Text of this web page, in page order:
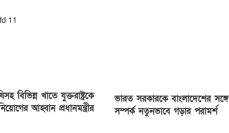
বিভিন্ন খাতে যুক্তরাষ্ট্রকে
আহ্বান প্রধানমন্ত্রীর
ভারত সরকারকে বাংলাদেশের সঙ্গে
সম্পর্ক নতুনভাবে গড়ার পরামর্শ